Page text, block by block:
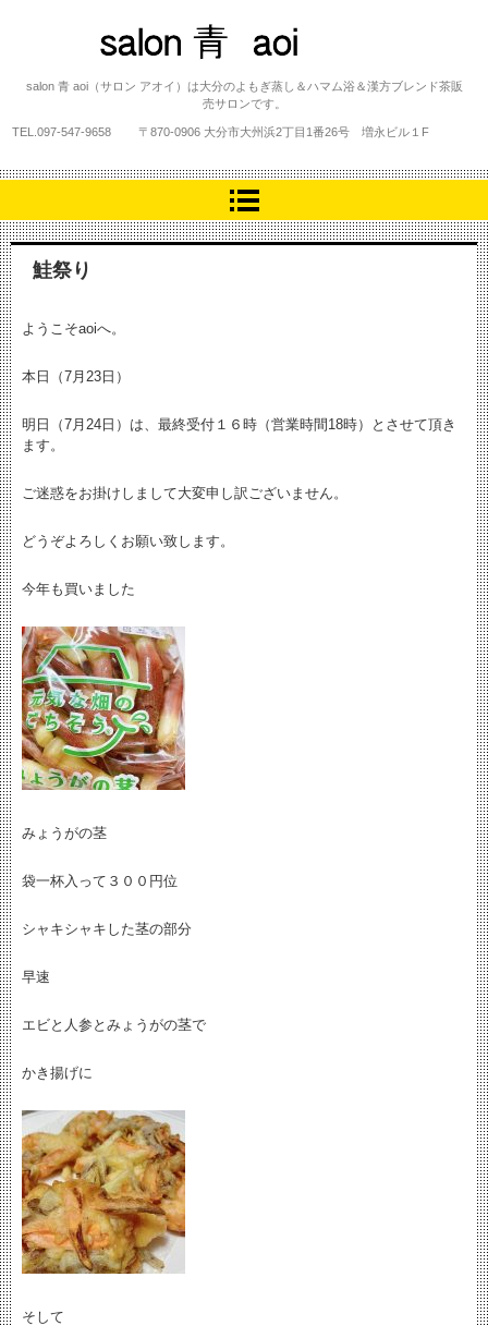
salon 青 aoi
salon 青 aoi（サロン アオイ）は大分のよもぎ蒸し＆ハマム浴＆漢方ブレンド茶販
売サロンです。
TEL. 097-547-9658 〒870-0906 大分市大州浜2丁目1番26号 増永ビル１F
鮭祭り
ようこそaoiへ。
本日（7月23日）
明日（7月24日）は、最終受付１６時（営業時間18時）とさせて頂き
ます。
ご迷惑をお掛けしまして大変申し訳ございません。
どうぞよろしくお願い致します。
今年も買いました
みょうがの茎
袋一杯入って３００円位
シャキシャキした茎の部分
早速
エビと人参とみょうがの茎で
かき揚げに
そして